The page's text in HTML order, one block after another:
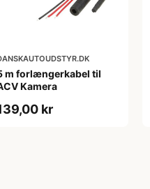
m forlængerkabel til
Kamera
kr